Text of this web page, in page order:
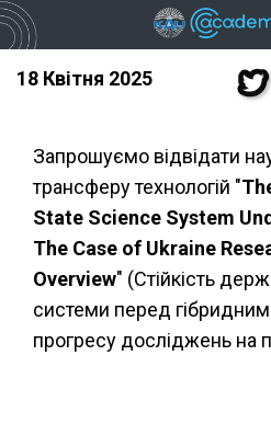
18 Квітня 2025
Запрошуємо відвідати
трансферу технологій "
State Science System
The Case of Ukraine
Overview" (Стійкість
системи перед
прогресу досліджень на